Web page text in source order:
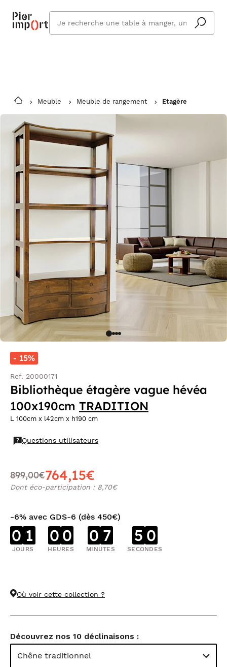
Vous êtes absent ? Pier Import s'adapte
et vous livre à votre retour.
En savoir plus
cherchez
vous ?
Meuble Meuble de rangement Etagère
- 15%
Ref. 20000171
Bibliothèque étagère vague hévéa
100x190cm TRADITION
L 100cm x l42cm x h190 cm
Questions utilisateurs
899,00€764,15€
Dont éco-participation : 8,70€
-6% avec GDS-6 (dès 450€)
0 1
JOURS
0 0
HEURES
0 7
MINUTES
5 0
SECONDES
Où voir cette collection ?
Découvrez nos 10 déclinaisons :
Chêne traditionnel